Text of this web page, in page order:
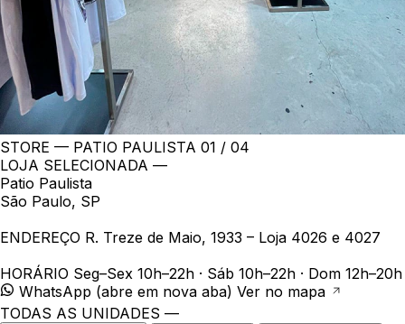
STORE — PATIO PAULISTA 01 / 04
LOJA SELECIONADA —
Patio Paulista
São Paulo, SP
ENDEREÇO R. Treze de Maio, 1933 – Loja 4026 e 4027
HORÁRIO Seg–Sex 10h–22h · Sáb 10h–22h · Dom 12h–20h
WhatsApp (abre em nova aba) Ver no mapa
TODAS AS UNIDADES —